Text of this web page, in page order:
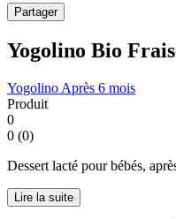
Partager
Yogolino Bio
Yogolino Après 6 mois
Produit
0
0 (0)
Dessert lacté pour bébés,
Lire la suite